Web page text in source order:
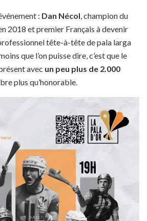
: Dan Nécol, champion du
2018 et premier Français à devenir
tête-à-tête de pala larga
que l’on puisse dire, c’est que le
avec un peu plus de 2.000
plus qu’honorable.